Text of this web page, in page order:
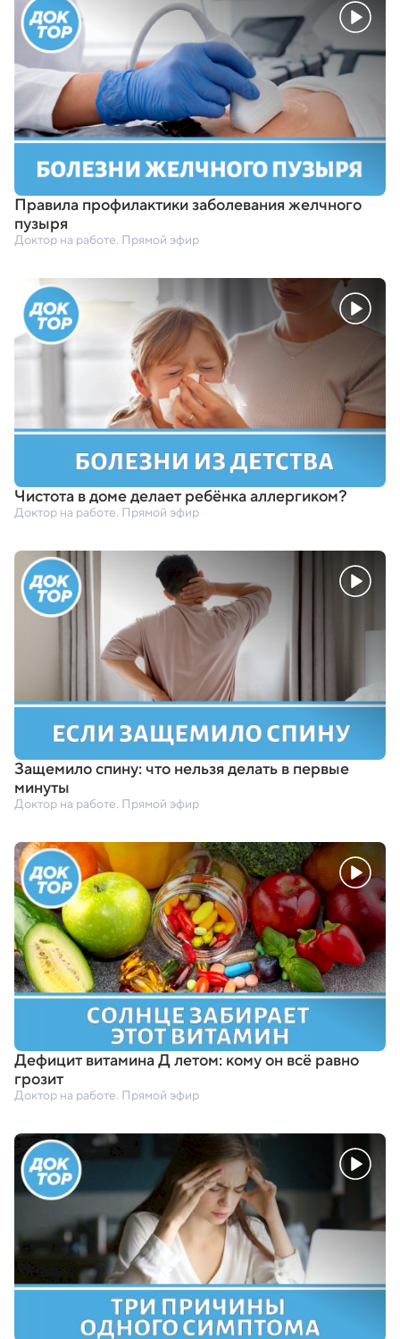
Правила профилактики заболевания желчного
пузыря
Доктор на работе. Прямой эфир
Чистота в доме делает ребёнка аллергиком?
Доктор на работе. Прямой эфир
Защемило спину: что нельзя делать в первые
минуты
Доктор на работе. Прямой эфир
Дефицит витамина Д летом: кому он всё равно
грозит
Доктор на работе. Прямой эфир